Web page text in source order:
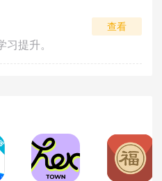
习提升。
查看